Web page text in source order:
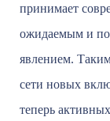
принимает
ожидаемым и
явлением.
сети новых
теперь